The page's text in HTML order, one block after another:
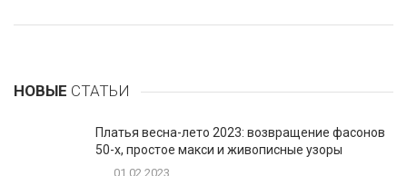
НОВЫЕ СТАТЬИ
Платья весна-лето 2023: возвращение фасонов
50-х, простое макси и живописные узоры
01.02.2023